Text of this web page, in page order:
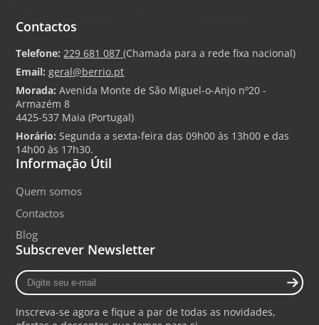
Contactos
Telefone:229 681 087(Chamada para a rede fixa nacional)
Email: geral@berrio.pt
Morada:Avenida Monte de São Miguel-o-Anjo nº20 -
Armazém 8
4425-537 Maia (Portugal)
Horário:Segunda a sexta-feira das 09h00 às 13h00 e das
14h00 às 17h30.
Informação Útil
Quem somos
Contactos
Blog
Subscrever Newsletter
Digite
seu
mail
Inscreva-se agora e fique a par de todas as novidades,